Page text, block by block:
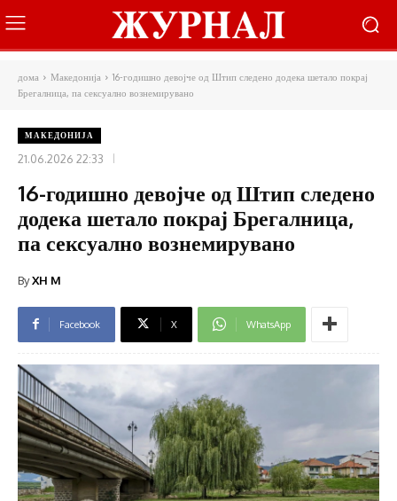
дома Македонија
16-годишно девојче од Штип следено додека шетало покрај
Брегалница, па сексуално вознемирувано
МАКЕДОНИЈА
21.06.2026 22:33
16-годишно девојче од Штип следено
додека шетало покрај Брегалница,
па сексуално вознемирувано
ByXH M
Facebook X WhatsApp